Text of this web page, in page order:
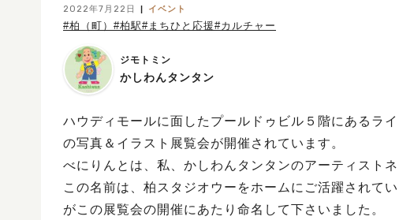
2022年7月22日 イベント
#柏（町） #柏駅#まちひと応援#カルチャー
ジモトミン
かしわんタンタン
ハウディモールに面したプールドゥビル５階にあるラ
の写真＆イラスト展覧会が開催されています。
べにりんとは、私、かしわんタンタンのアーティストネ
この名前は、柏スタジオウーをホームにご活躍されて
がこの展覧会の開催にあたり命名して下さいました。